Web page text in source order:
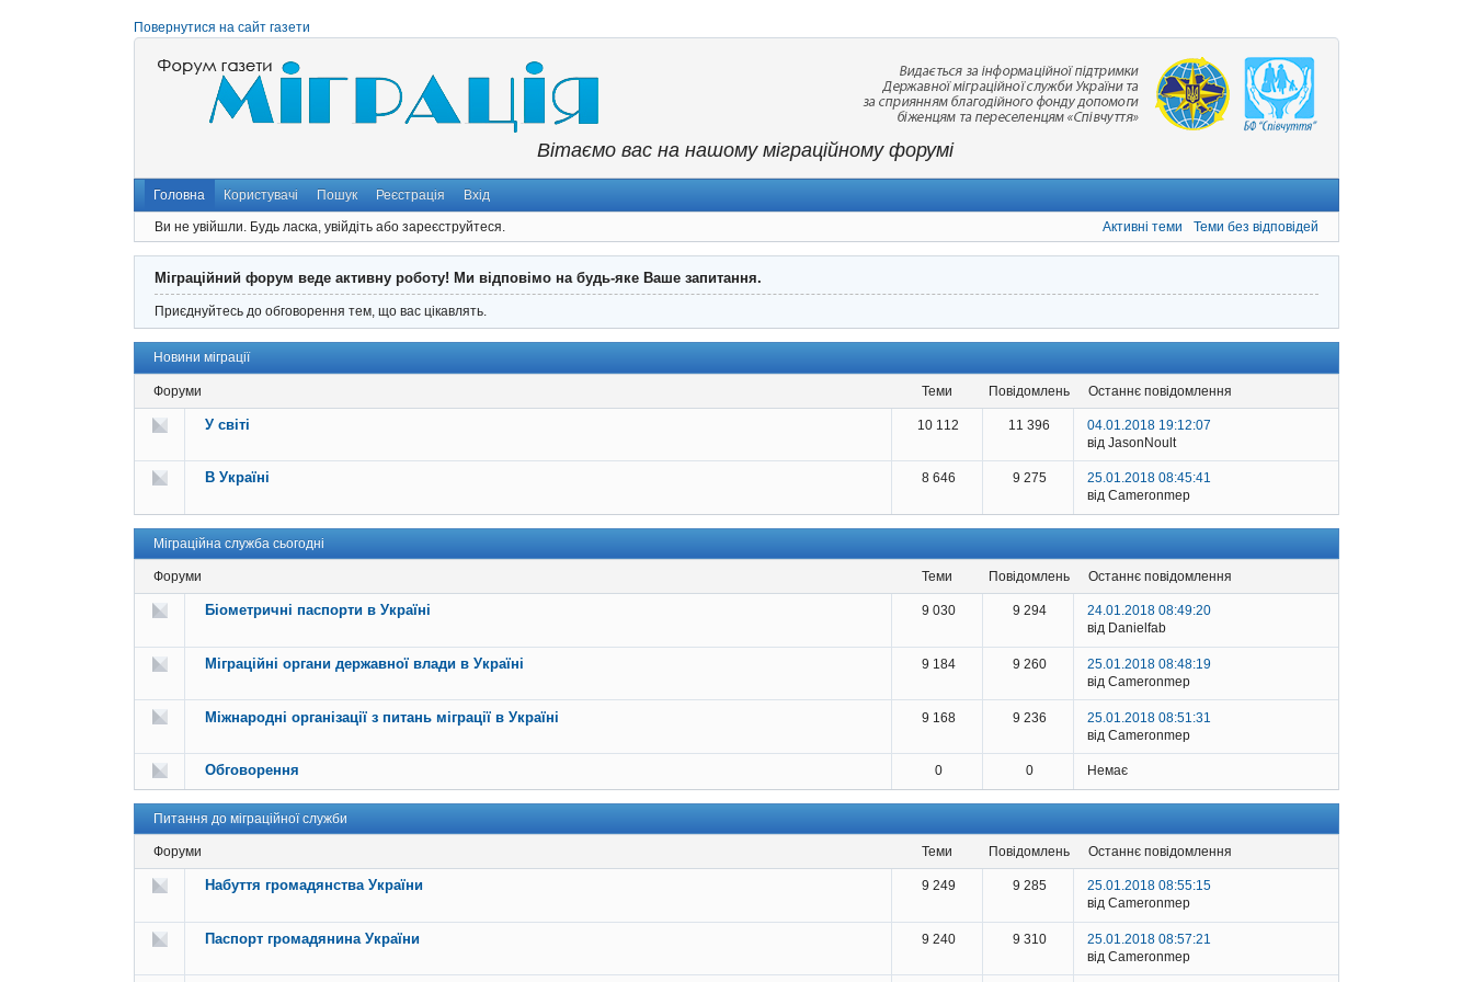
Повернутися на сайт газети
Вітаємо вас на нашому міграційному форумі
Головна Користувачі Пошук Реєстрація Вхід
Ви не увійшли. Будь ласка, увійдіть або зареєструйтеся. Активні теми Теми без відповідей
Міграційний форум веде активну роботу! Ми відповімо на будь-яке Ваше запитання.
Приєднуйтесь до обговорення тем, що вас цікавлять.
Новини міграції
Форуми теми повідомлень останнє повідомлення
У світі 10 112 11 396
04.01.2018 19:12:07
від JasonNoult
В Україні 8 646 9 275
25.01.2018 08:45:41
від Cameronmep
Міграційна служба сьогодні
Форуми теми повідомлень останнє повідомлення
Біометричні паспорти в Україні 9 030 9 294
24.01.2018 08:49:20
від Danielfab
Міграційні органи державної влади в Україні 9 184 9 260
25.01.2018 08:48:19
від Cameronmep
Міжнародні організації з питань міграції в Україні 9 168 9 236
25.01.2018 08:51:31
від Cameronmep
Обговорення 0 0 Немає
Питання до міграційної служби
Форуми теми повідомлень останнє повідомлення
Набуття громадянства України 9 249 9 285
25.01.2018 08:55:15
від Cameronmep
Паспорт громадянина України 9 240 9 310
25.01.2018 08:57:21
від Cameronmep